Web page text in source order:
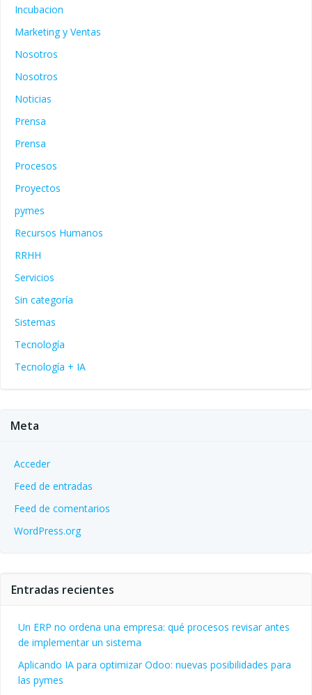
Incubacion
Marketing y Ventas
Nosotros
Nosotros
Noticias
Prensa
Prensa
Procesos
Proyectos
pymes
Recursos Humanos
RRHH
Servicios
Sin categoría
Sistemas
Tecnología
Tecnología + IA
Meta
Acceder
Feed de entradas
Feed de comentarios
WordPress.org
Entradas recientes
Un ERP no ordena una empresa: qué procesos revisar antes
de implementar un sistema
Aplicando IA para optimizar Odoo: nuevas posibilidades para
las pymes